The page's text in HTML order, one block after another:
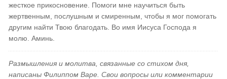
жесткое прикосновение. Помоги мне научиться быть
жертвенным, послушным и смиренным, чтобы я мог помогать
другим найти Твою благодать. Во имя Иисуса Господа я
молю. Аминь.
Размышления и молитва, связанные со стихом дня,
написаны Филиппом Варе. Свои вопросы или комментарии